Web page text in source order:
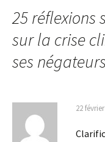
articles
25 réflexions
sur la crise
ses
22